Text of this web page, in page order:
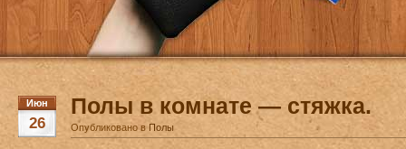
Июн
26
Полы в комнате — стяжка.
Опубликовано в Полы